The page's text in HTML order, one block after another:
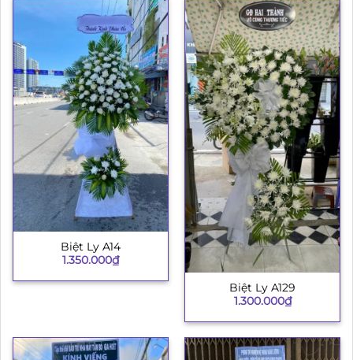
Biệt Ly A14
1.350.000₫
Biệt Ly A129
1.300.000₫